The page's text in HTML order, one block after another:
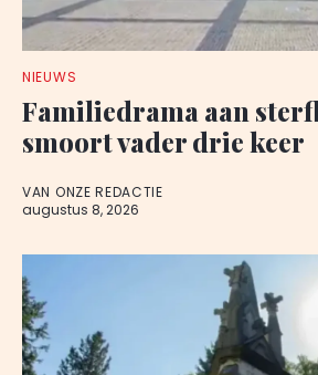
NIEUWS
Familiedrama aan
smoort vader drie keer
VAN ONZE REDACTIE
augustus 8, 2026